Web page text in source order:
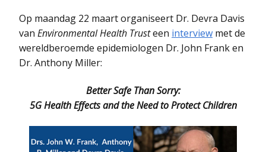
Op maandag 22 maart organiseert Dr. Devra Davis
van Environmental Health Trusteen interview met de
wereldberoemde epidemiologen Dr. John Frank en
Dr. Anthony Miller:
Better Safe Than Sorry:
5G Health Effects and the Need to Protect Children